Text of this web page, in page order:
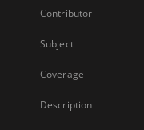
Contributor
Subject
Coverage
Description